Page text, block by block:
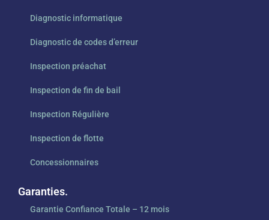
Diagnostic informatique
Diagnostic de codes d’erreur
Inspection préachat
Inspection de fin de bail
Inspection Régulière
Inspection de flotte
Concessionnaires
Garanties.
Garantie Confiance Totale – 12 mois